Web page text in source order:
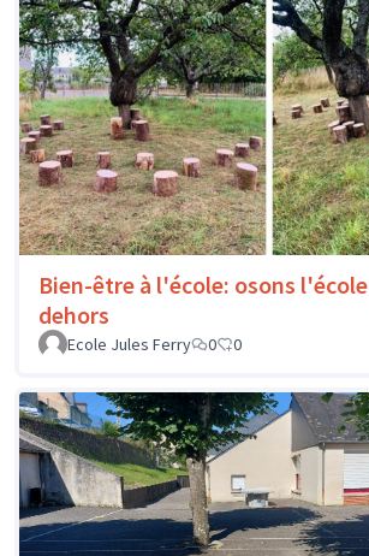
Bien-être à l'école: osons l'école
dehors
Ecole Jules Ferry
0 0